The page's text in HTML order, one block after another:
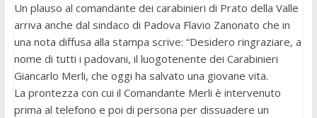
Un plauso al comandante dei carabinieri di Prato della Valle
arriva anche dal sindaco di Padova Flavio Zanonato che in
una nota diffusa alla stampa scrive: “Desidero ringraziare, a
nome di tutti i padovani, il luogotenente dei Carabinieri
Giancarlo Merli, che oggi ha salvato una giovane vita.
La prontezza con cui il Comandante Merli è intervenuto
prima al telefono e poi di persona per dissuadere un